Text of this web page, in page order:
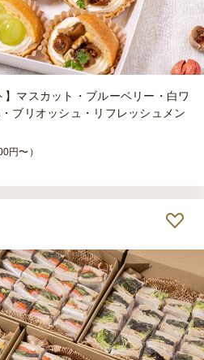
】マスカット・ブルーベリー・白ワ
ブリオッシュ・リフレッシュメン
円〜）